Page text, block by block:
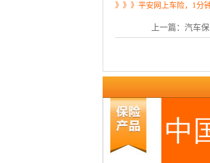
》》》平安网上车险，1分
上一篇： 汽车